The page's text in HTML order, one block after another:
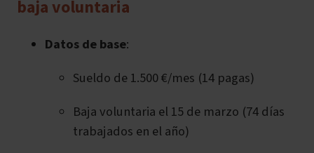
baja voluntaria
Datos de base:
Sueldo de 1.500 €/mes (14 pagas)
Baja voluntaria el 15 de marzo (74 días
trabajados en el año)